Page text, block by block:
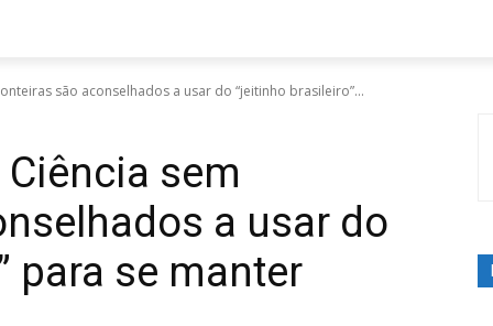
são aconselhados a usar do “jeitinho brasileiro”...
sem
a usar do
para se manter